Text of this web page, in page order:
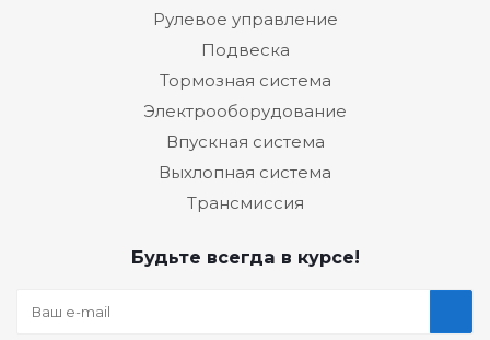
Рулевое управление
Подвеска
Тормозная система
Электрооборудование
Впускная система
Выхлопная система
Трансмиссия
Будьте всегда в курсе!